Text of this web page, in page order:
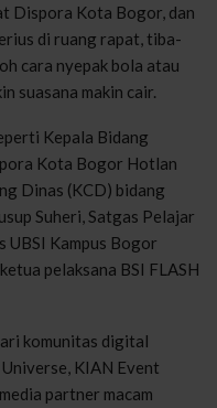
Dispora Kota Bogor, dan
di ruang rapat, tiba-
cara nyepak bola atau
suasana makin cair.
Kepala Bidang
Kota Bogor Hotlan
Dinas (KCD) bidang
Suheri, Satgas Pelajar
UBSI Kampus Bogor
pelaksana BSI FLASH
komunitas digital
KIAN Event
partner macam